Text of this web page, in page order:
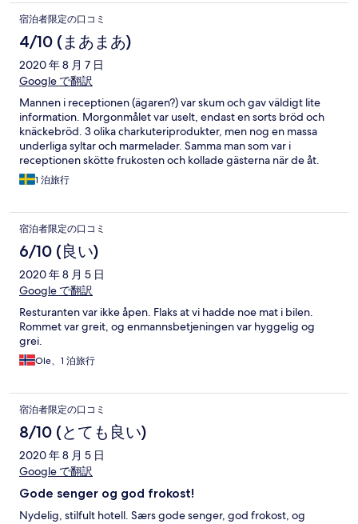
stygt rundt hotellet. God parkering og sikkert fine
turmuligheter. Vi overnattet bare fordi det passet å stoppe her i
forhold til kjøretid.
宿泊者限定の口コミ
4/10 (まあまあ)
2020 年 8 月 7 日
Google で翻訳
Mannen i receptionen (ägaren?) var skum och gav väldigt lite
information. Morgonmålet var uselt, endast en sorts bröd och
knäckebröd. 3 olika charkuteriprodukter, men nog en massa
underliga syltar och marmelader. Samma man som var i
receptionen skötte frukosten och kollade gästerna när de åt.
Huset förfallet och slitet. Från värme elementen droppade det
rostigt vatten. Fick symptom av inomhusluften.
1 泊旅行
宿泊者限定の口コミ
6/10 (良い)
2020 年 8 月 5 日
Google で翻訳
Resturanten var ikke åpen. Flaks at vi hadde noe mat i bilen.
Rommet var greit, og enmannsbetjeningen var hyggelig og
grei.
Ole、1 泊旅行
宿泊者限定の口コミ
8/10 (とても良い)
2020 年 8 月 5 日
Google で翻訳
Gode senger og god frokost!
Nydelig, stilfult hotell. Særs gode senger, god frokost, og